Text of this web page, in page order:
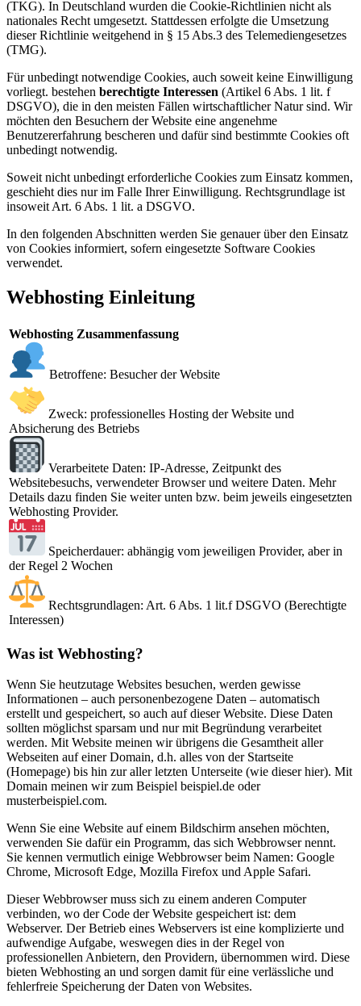
(TKG). In Deutschland wurden die Cookie-Richtlinien nicht als
nationales Recht umgesetzt. Stattdessen erfolgte die Umsetzung
dieser Richtlinie weitgehend in § 15 Abs.3 des Telemediengesetzes
(TMG).
Für unbedingt notwendige Cookies, auch soweit keine Einwilligung
vorliegt. bestehen berechtigte Interessen (Artikel 6 Abs. 1 lit. f
DSGVO), die in den meisten Fällen wirtschaftlicher Natur sind. Wir
möchten den Besuchern der Website eine angenehme
Benutzererfahrung bescheren und dafür sind bestimmte Cookies oft
unbedingt notwendig.
Soweit nicht unbedingt erforderliche Cookies zum Einsatz kommen,
geschieht dies nur im Falle Ihrer Einwilligung. Rechtsgrundlage ist
insoweit Art. 6 Abs. 1 lit. a DSGVO.
In den folgenden Abschnitten werden Sie genauer über den Einsatz
von Cookies informiert, sofern eingesetzte Software Cookies
verwendet.
Webhosting Einleitung
Webhosting Zusammenfassung
Betroffene: Besucher der Website
Zweck: professionelles Hosting der Website und
Absicherung des Betriebs
Verarbeitete Daten: IP-Adresse, Zeitpunkt des
Websitebesuchs, verwendeter Browser und weitere Daten. Mehr
Details dazu finden Sie weiter unten bzw. beim jeweils eingesetzten
Webhosting Provider.
Speicherdauer: abhängig vom jeweiligen Provider, aber in
der Regel 2 Wochen
Rechtsgrundlagen: Art. 6 Abs. 1 lit.f DSGVO (Berechtigte
Interessen)
Was ist Webhosting?
Wenn Sie heutzutage Websites besuchen, werden gewisse
Informationen – auch personenbezogene Daten – automatisch
erstellt und gespeichert, so auch auf dieser Website. Diese Daten
sollten möglichst sparsam und nur mit Begründung verarbeitet
werden. Mit Website meinen wir übrigens die Gesamtheit aller
Webseiten auf einer Domain, d.h. alles von der Startseite
(Homepage) bis hin zur aller letzten Unterseite (wie dieser hier). Mit
Domain meinen wir zum Beispiel beispiel.de oder
musterbeispiel.com.
Wenn Sie eine Website auf einem Bildschirm ansehen möchten,
verwenden Sie dafür ein Programm, das sich Webbrowser nennt.
Sie kennen vermutlich einige Webbrowser beim Namen: Google
Chrome, Microsoft Edge, Mozilla Firefox und Apple Safari.
Dieser Webbrowser muss sich zu einem anderen Computer
verbinden, wo der Code der Website gespeichert ist: dem
Webserver. Der Betrieb eines Webservers ist eine komplizierte und
aufwendige Aufgabe, weswegen dies in der Regel von
professionellen Anbietern, den Providern, übernommen wird. Diese
bieten Webhosting an und sorgen damit für eine verlässliche und
fehlerfreie Speicherung der Daten von Websites.